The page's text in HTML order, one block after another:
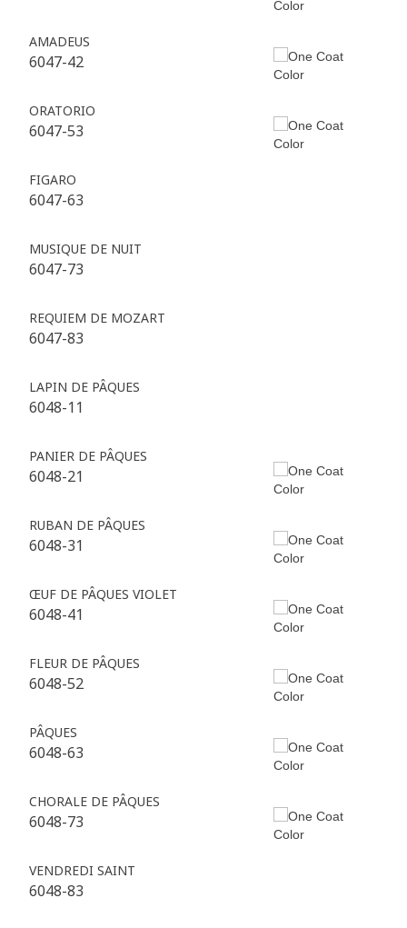
AMADEUS
6047-42
ORATORIO
6047-53
FIGARO
6047-63
MUSIQUE DE NUIT
6047-73
REQUIEM DE MOZART
6047-83
LAPIN DE PÂQUES
6048-11
PANIER DE PÂQUES
6048-21
RUBAN DE PÂQUES
6048-31
ŒUF DE PÂQUES VIOLET
6048-41
FLEUR DE PÂQUES
6048-52
PÂQUES
6048-63
CHORALE DE PÂQUES
6048-73
VENDREDI SAINT
6048-83